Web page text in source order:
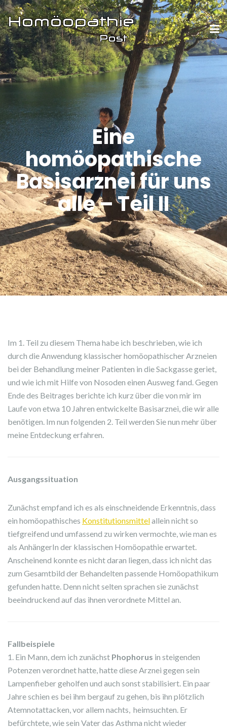
Eine
homöopathische
Basisarznei für uns
alle – Teil II
Im 1. Teil zu diesem Thema habe ich beschrieben, wie ich
durch die Anwendung klassischer homöopathischer Arzneien
bei der Behandlung meiner Patienten in die Sackgasse geriet,
und wie ich mit Hilfe von Nosoden einen Ausweg fand. Gegen
Ende des Beitrages berichte ich kurz über die von mir im
Laufe von etwa 10 Jahren entwickelte Basisarznei, die wir alle
benötigen. Im nun folgenden 2. Teil werden Sie nun mehr über
meine Entdeckung erfahren.
Ausgangssituation
Zunächst empfand ich es als einschneidende Erkenntnis, dass
ein homöopathisches Konstitutionsmittelallein nicht so
tiefgreifend und umfassend zu wirken vermochte, wie man es
als AnhängerIn der klassischen Homöopathie erwartet.
Anscheinend konnte es nicht daran liegen, dass ich nicht das
zum Gesamtbild der Behandelten passende Homöopathikum
gefunden hatte. Denn nicht selten sprachen sie zunächst
beeindruckend auf das ihnen verordnete Mittel an.
Fallbeispiele
1. Ein Mann, dem ich zunächst Phophorus in steigenden
Potenzen verordnet hatte, hatte diese Arznei gegen sein
Lampenfieber geholfen und auch sonst stabilisiert. Ein paar
Jahre schien es bei ihm bergauf zu gehen, bis ihn plötzlich
Atemnotattacken, vor allem nachts, heimsuchten. Er
befürchtete, wie sein Vater das Asthma nicht wieder